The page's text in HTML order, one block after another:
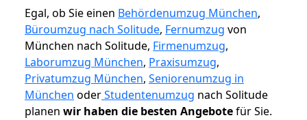
Egal, ob Sie einen Behördenumzug München,
Büroumzug nach Solitude, Fernumzug von
München nach Solitude, Firmenumzug,
Laborumzug München, Praxisumzug,
Privatumzug München, Seniorenumzug in
München oderStudentenumzug nach Solitude
planen wir haben die besten Angebotefür Sie.